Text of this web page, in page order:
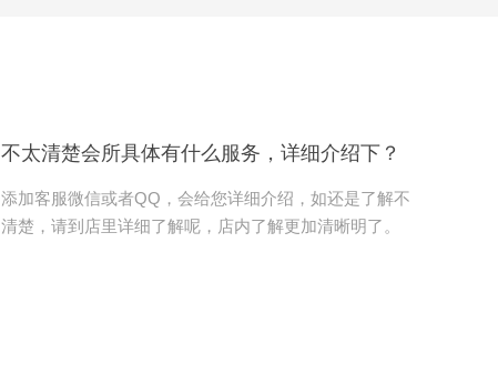
不太清楚会所具体有什么服务，详细介绍下？
添加客服微信或者QQ，会给您详细介绍，如还是了解不
清楚，请到店里详细了解呢，店内了解更加清晰明了。